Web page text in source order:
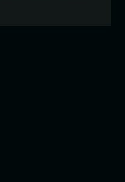
fee Solana